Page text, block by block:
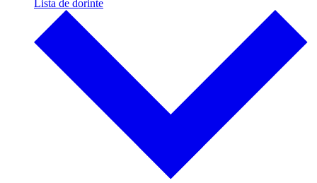
Lista de dorinte